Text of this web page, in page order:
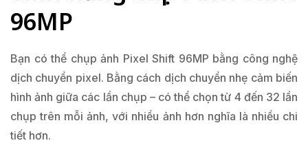
96MP
Bạn có thể chụp ảnh Pixel Shift 96MP bằng công nghệ
dịch chuyển pixel. Bằng cách dịch chuyển nhẹ cảm biến
hình ảnh giữa các lần chụp – có thể chọn từ 4 đến 32 lần
chụp trên mỗi ảnh, với nhiều ảnh hơn nghĩa là nhiều chi
tiết hơn.